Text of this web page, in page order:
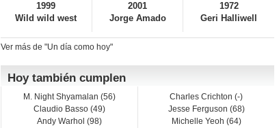
1999
Wild wild west
2001
Jorge Amado
1972
Geri Halliwell
Ver más de "Un día como hoy"
Hoy también cumplen
M. Night Shyamalan (56)
Claudio Basso (49)
Andy Warhol (98)
Charles Crichton (-)
Jesse Ferguson (68)
Michelle Yeoh (64)